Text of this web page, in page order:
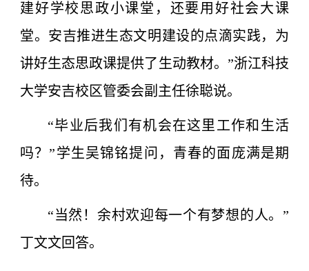
建好学校思政小课堂，还要用好社会大课
堂。安吉推进生态文明建设的点滴实践，为
讲好生态思政课提供了生动教材。”浙江科技
大学安吉校区管委会副主任徐聪说。
“毕业后我们有机会在这里工作和生活
吗？”学生吴锦铭提问，青春的面庞满是期
待。
“当然！余村欢迎每一个有梦想的人。”
丁文文回答。